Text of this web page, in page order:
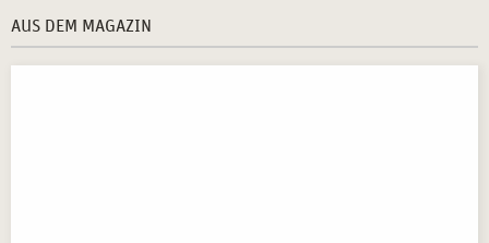
AUS DEM MAGAZIN